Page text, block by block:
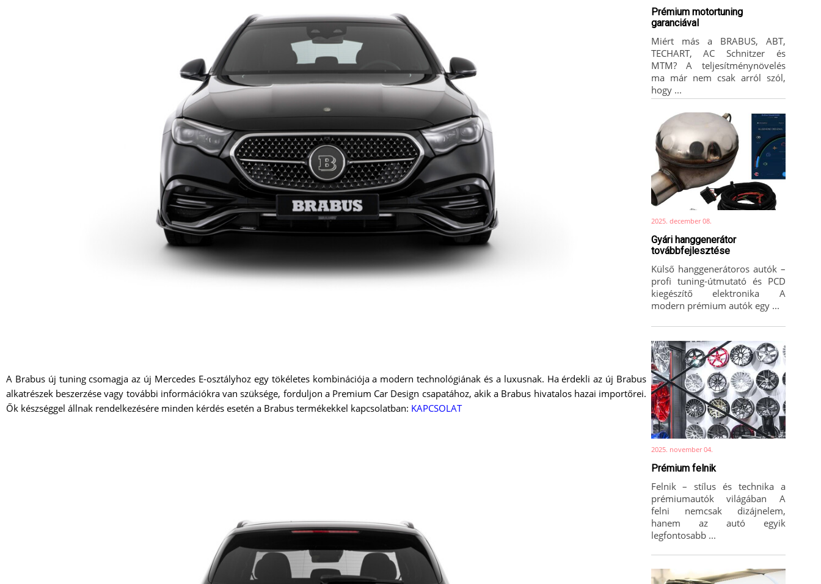
A Brabus új tuning csomagja az új Mercedes E-osztályhoz egy tökéletes kombinációja a modern technológiának és a luxusnak. Ha érdekli az új Brabus
alkatrészek beszerzése vagy további információkra van szüksége, forduljon a Premium Car Design csapatához, akik a Brabus hivatalos hazai importőrei.
Ők készséggel állnak rendelkezésére minden kérdés esetén a Brabus termékekkel kapcsolatban: KAPCSOLAT
Prémium motortuning
garanciával
Miért más a BRABUS, ABT,
TECHART, AC Schnitzer és
MTM? A teljesítménynövelés
ma már nem csak arról szól,
hogy ...
2025. december 08.
Gyári hanggenerátor
továbbfejlesztése
Külső hanggenerátoros autók –
profi tuning-útmutató és PCD
kiegészítő elektronika A
modern prémium autók egy ...
2025. november 04.
Prémium felnik
Felnik – stílus és technika a
prémiumautók világában A
felni nemcsak dizájnelem,
hanem az autó egyik
legfontosabb ...